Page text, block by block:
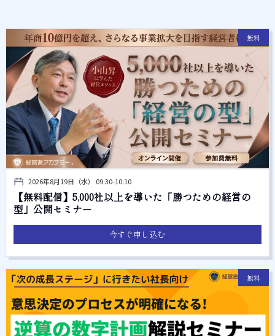
無料
2026年8月19日（水） 09:30-10:10
【無料配信】5,000社以上を導いた「勝つための経営の
型」公開セミナー
今すぐ申し込む
無料